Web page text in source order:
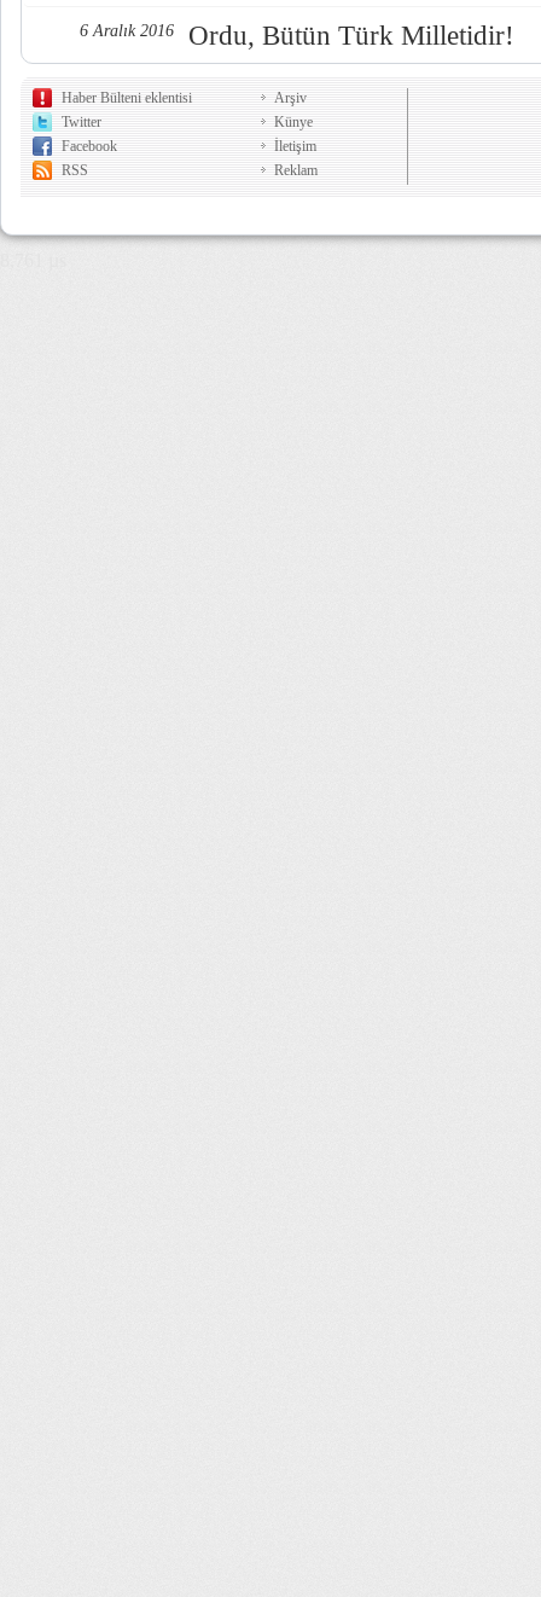
6 Aralık 2016 Ordu, Bütün Türk Milletidir!
Haber Bülteni eklentisi
Twitter
Facebook
RSS
Arşiv
Künye
İletişim
Reklam